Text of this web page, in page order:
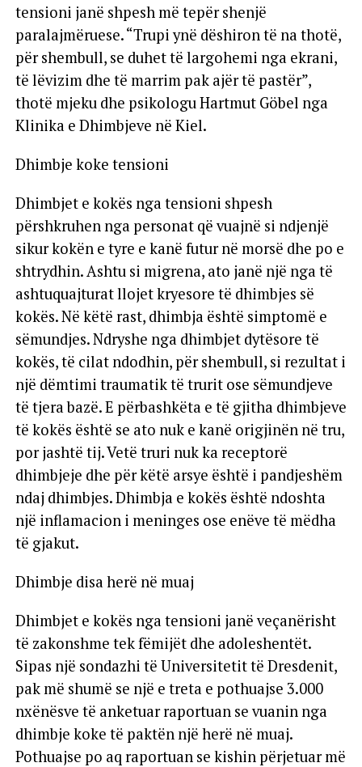
tensioni janë shpesh më tepër shenjë
paralajmëruese. “Trupi ynë dëshiron të na thotë,
për shembull, se duhet të largohemi nga ekrani,
të lëvizim dhe të marrim pak ajër të pastër”,
thotë mjeku dhe psikologu Hartmut Göbel nga
Klinika e Dhimbjeve në Kiel.
Dhimbje koke tensioni
Dhimbjet e kokës nga tensioni shpesh
përshkruhen nga personat që vuajnë si ndjenjë
sikur kokën e tyre e kanë futur në morsë dhe po e
shtrydhin. Ashtu si migrena, ato janë një nga të
ashtuquajturat llojet kryesore të dhimbjes së
kokës. Në këtë rast, dhimbja është simptomë e
sëmundjes. Ndryshe nga dhimbjet dytësore të
kokës, të cilat ndodhin, për shembull, si rezultat i
një dëmtimi traumatik të trurit ose sëmundjeve
të tjera bazë. E përbashkëta e të gjitha dhimbjeve
të kokës është se ato nuk e kanë origjinën në tru,
por jashtë tij. Vetë truri nuk ka receptorë
dhimbjeje dhe për këtë arsye është i pandjeshëm
ndaj dhimbjes. Dhimbja e kokës është ndoshta
një inflamacion i meninges ose enëve të mëdha
të gjakut.
Dhimbje disa herë në muaj
Dhimbjet e kokës nga tensioni janë veçanërisht
të zakonshme tek fëmijët dhe adoleshentët.
Sipas një sondazhi të Universitetit të Dresdenit,
pak më shumë se një e treta e pothuajse 3.000
nxënësve të anketuar raportuan se vuanin nga
dhimbje koke të paktën një herë në muaj.
Pothuajse po aq raportuan se kishin përjetuar më